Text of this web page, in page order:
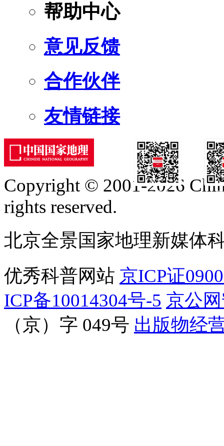
帮助中心
意见反馈
合作伙伴
友情链接
订阅号
Copyright © 2001-2026
rights reserved.
北京全景国家地理新媒体
优秀科普网站 京ICP证
ICP备10014304号-5 京公
（京）字 049号 出版物经